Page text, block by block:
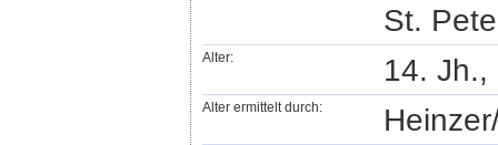
St.
Alter: 14. Jh.,
Alter ermittelt durch: